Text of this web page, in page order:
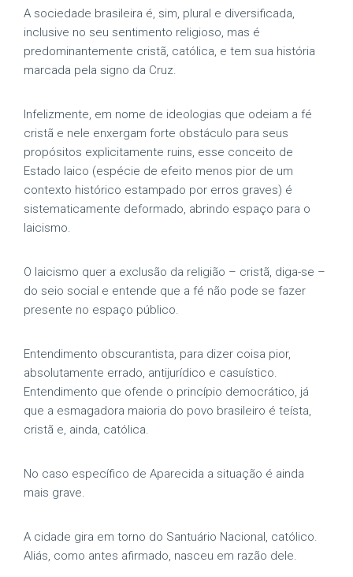
A sociedade brasileira é, sim, plural e diversificada,
inclusive no seu sentimento religioso, mas é
predominantemente cristã, católica, e tem sua história
marcada pela signo da Cruz.
Infelizmente, em nome de ideologias que odeiam a fé
cristã e nele enxergam forte obstáculo para seus
propósitos explicitamente ruins, esse conceito de
Estado laico (espécie de efeito menos pior de um
contexto histórico estampado por erros graves) é
sistematicamente deformado, abrindo espaço para o
laicismo.
O laicismo quer a exclusão da religião – cristã, diga-se –
do seio social e entende que a fé não pode se fazer
presente no espaço público.
Entendimento obscurantista, para dizer coisa pior,
absolutamente errado, antijurídico e casuístico.
Entendimento que ofende o princípio democrático, já
que a esmagadora maioria do povo brasileiro é teísta,
cristã e, ainda, católica.
No caso específico de Aparecida a situação é ainda
mais grave.
A cidade gira em torno do Santuário Nacional, católico.
Aliás, como antes afirmado, nasceu em razão dele.